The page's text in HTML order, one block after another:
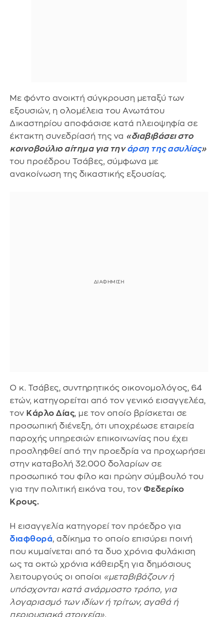
Με φόντο ανοικτή σύγκρουση μεταξύ των
εξουσιών, η ολομέλεια του Ανωτάτου
Δικαστηρίου αποφάσισε κατά πλειοψηφία σε
έκτακτη συνεδρίασή της να «διαβιβάσει στο
κοινοβούλιο αίτημα για τηνάρση της ασυλίας»
του προέδρου Τσάβες, σύμφωνα με
ανακοίνωση της δικαστικής εξουσίας.
Ο κ. Τσάβες, συντηρητικός οικονομολόγος, 64
ετών, κατηγορείται από τον γενικό εισαγγελέα,
τον Κάρλο Δίας, με τον οποίο βρίσκεται σε
προσωπική διένεξη, ότι υποχρέωσε εταιρεία
παροχής υπηρεσιών επικοινωνίας που έχει
προσληφθεί από την προεδρία να προχωρήσει
στην καταβολή 32.000 δολαρίων σε
προσωπικό του φίλο και πρώην σύμβουλό του
για την πολιτική εικόνα του, τον Φεδερίκο
Κρους.
Η εισαγγελία κατηγορεί τον πρόεδρο για
διαφθορά, αδίκημα το οποίο επισύρει ποινή
που κυμαίνεται από τα δυο χρόνια φυλάκιση
ως τα οκτώ χρόνια κάθειρξη για δημόσιους
λειτουργούς οι οποίοι «μεταβιβάζουν ή
υπόσχονται κατά ανάρμοστο τρόπο, για
λογαριασμό των ιδίων ή τρίτων, αγαθά ή
περιουσιακά στοιχεία».